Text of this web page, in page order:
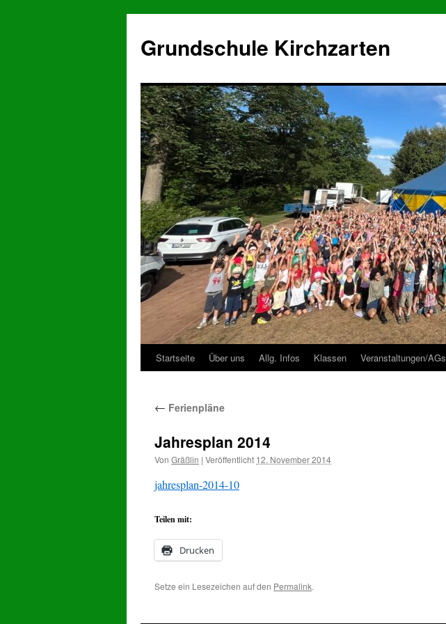
Grundschule Kirchzarten
Zum
springen
Startseite Über uns Allg. Infos Klassen Veranstaltungen/AGs
← Ferienpläne
Jahresplan 2014
Von Gräßlin | Veröffentlicht 12. November 2014
jahresplan-2014-10
Teilen mit:
Drucken
Setze ein Lesezeichen auf den Permalink.